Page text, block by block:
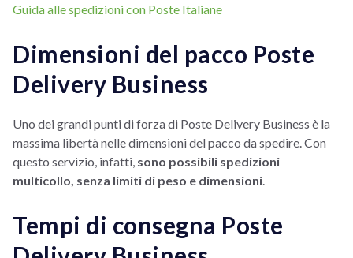
Guida alle spedizioni con Poste Italiane
Dimensioni del pacco Poste
Delivery Business
Uno dei grandi punti di forza di Poste Delivery Business è la
massima libertà nelle dimensioni del pacco da spedire. Con
questo servizio, infatti, sono possibili spedizioni
multicollo, senza limiti di peso e dimensioni
Tempi di consegna Poste